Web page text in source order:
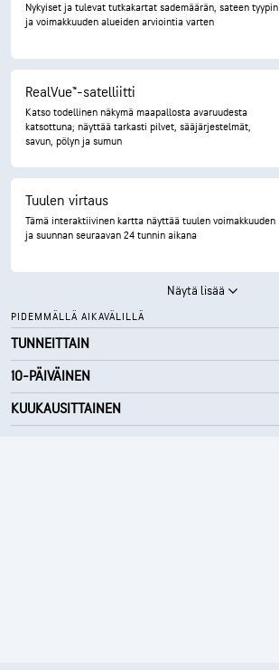
Nykyiset ja tulevat tutkakartat sademäärän, sateen tyypin
ja voimakkuuden alueiden arviointia varten
RealVue™-satelliitti
Katso todellinen näkymä maapallosta avaruudesta
katsottuna; näyttää tarkasti pilvet, sääjärjestelmät,
savun, pölyn ja sumun
Tuulen virtaus
Tämä interaktiivinen kartta näyttää tuulen voimakkuuden
ja suunnan seuraavan 24 tunnin aikana
Näytä lisää
PIDEMMÄLLÄ AIKAVÄLILLÄ
TUNNEITTAIN
10-PÄIVÄINEN
KUUKAUSITTAINEN